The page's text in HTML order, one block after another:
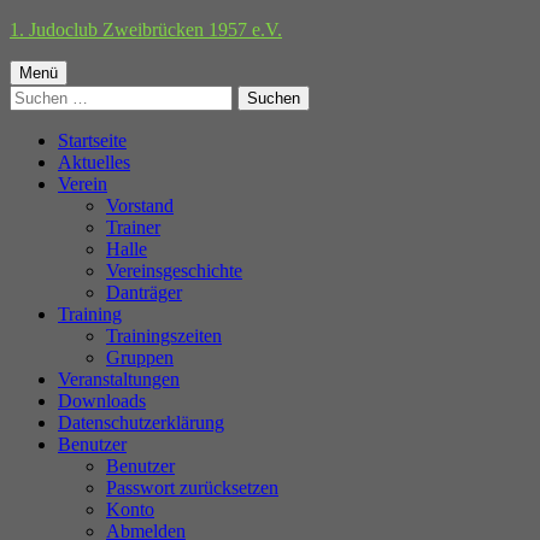
Springe
Inhalt
1. Judoclub Zweibrücken 1957 e.V.
Primäres
Menü
Menü
Suchen
nach:
Startseite
Aktuelles
Verein
Vorstand
Trainer
Halle
Vereinsgeschichte
Danträger
Training
Trainingszeiten
Gruppen
Veranstaltungen
Downloads
Datenschutzerklärung
Benutzer
Benutzer
Passwort zurücksetzen
Konto
Abmelden